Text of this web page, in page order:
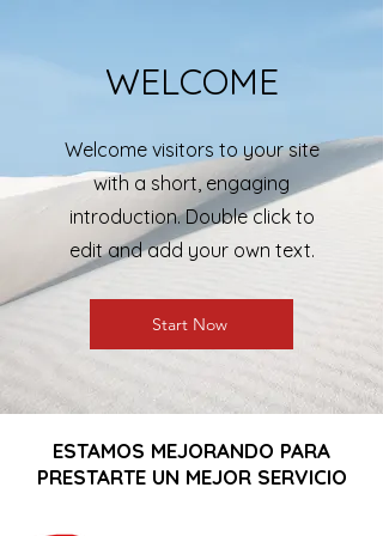
WELCOME
Welcome visitors to your site
with a short, engaging
introduction. Double click to
edit and add your own text.
Start Now
ESTAMOS MEJORANDO PARA
PRESTARTE UN MEJOR SERVICIO